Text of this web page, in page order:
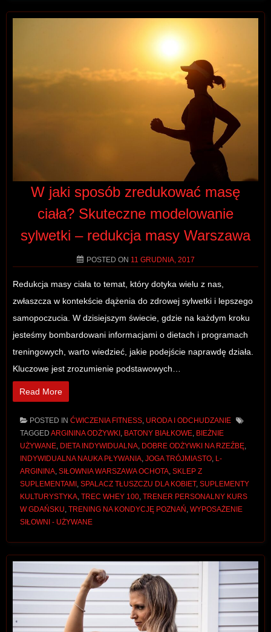
W jaki sposób zredukować masę
ciała? Skuteczne modelowanie
sylwetki – redukcja masy Warszawa
POSTED ON 11 GRUDNIA, 2017
Redukcja masy ciała to temat, który dotyka wielu z nas,
zwłaszcza w kontekście dążenia do zdrowej sylwetki i lepszego
samopoczucia. W dzisiejszym świecie, gdzie na każdym kroku
jesteśmy bombardowani informacjami o dietach i programach
treningowych, warto wiedzieć, jakie podejście naprawdę działa.
Kluczowe jest zrozumienie podstawowych…
Read More
POSTED IN ĆWICZENIA FITNESS, URODA I ODCHUDZANIE
TAGGED ARGININA ODŻYWKI , BATONY BIAŁKOWE, BIEŻNIE
UŻYWANE, DIETA INDYWIDUALNA, DOBRE ODŻYWKI NA RZEŹBĘ,
INDYWIDUALNA NAUKA PŁYWANIA, JOGA TRÓJMIASTO, L-
ARGININA, SIŁOWNIA WARSZAWA OCHOTA, SKLEP Z
SUPLEMENTAMI , SPALACZ TŁUSZCZU DLA KOBIET, SUPLEMENTY
KULTURYSTYKA, TREC WHEY 100, TRENER PERSONALNY KURS
W GDAŃSKU, TRENING NA KONDYCJĘ POZNAŃ , WYPOSAŻENIE
SIŁOWNI - UŻYWANE